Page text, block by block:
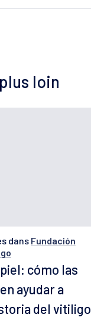
El laboratorio
loin
dans Fundación
cómo las
ayudar a
del vitiligo